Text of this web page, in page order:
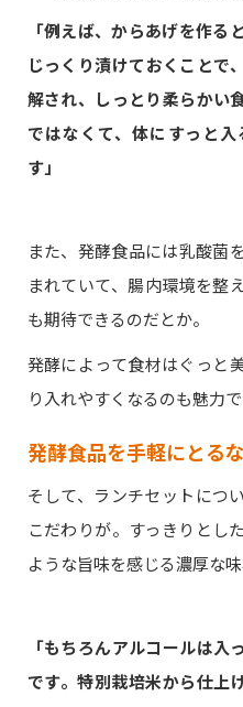
「例えば、からあげを作る
じっくり漬けておくことで
解され、しっとり柔らかい
ではなくて、体にすっと
す」
また、発酵食品には乳酸菌
まれていて、腸内環境を整
も期待できるのだとか。
発酵によって食材はぐっと
り入れやすくなるのも魅力で
発酵食品を手軽にとる
そして、ランチセットにつ
こだわりが。すっきりとし
ような旨味を感じる濃厚な
「もちろんアルコールは入
です。特別栽培米から仕上